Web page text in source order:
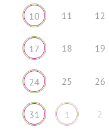
10 11 12
17 18 19
24 25 26
31 1 2